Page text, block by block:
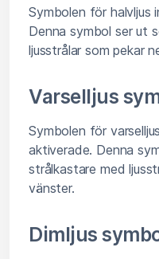
Symbolen för halvljus
Denna symbol ser ut
ljusstrålar som pekar
Varselljus
Symbolen för
aktiverade. Denna
strålkastare med
vänster.
Dimljus